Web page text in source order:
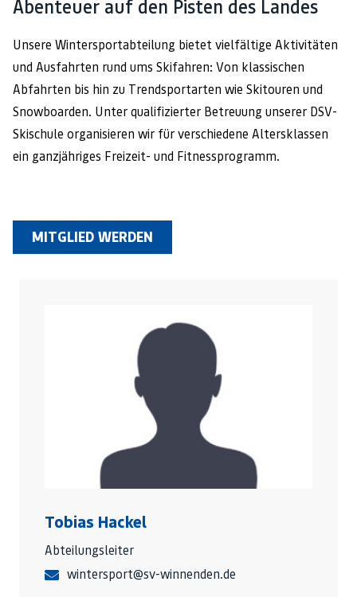
Abenteuer auf den Pisten des Landes
Unsere Wintersportabteilung bietet vielfältige Aktivitäten
und Ausfahrten rund ums Skifahren: Von klassischen
Abfahrten bis hin zu Trendsportarten wie Skitouren und
Snowboarden. Unter qualifizierter Betreuung unserer DSV-
Skischule organisieren wir für verschiedene Altersklassen
ein ganzjähriges Freizeit- und Fitnessprogramm.
MITGLIED WERDEN
Tobias Hackel
Abteilungsleiter
wintersport@sv-winnenden.de